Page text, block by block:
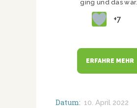
ging und das war…
+7
ERFAHRE MEHR
Datum: 10. April 2022